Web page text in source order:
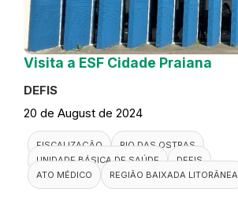
Visita a ESF Cidade Praiana
DEFIS
20 de August de 2024
FISCALIZAÇÃO
RIO DAS OSTRAS
UNIDADE BÁSICA DE SAÚDE
DEFIS
ATO MÉDICO
REGIÃO BAIXADA LITORÂNEA